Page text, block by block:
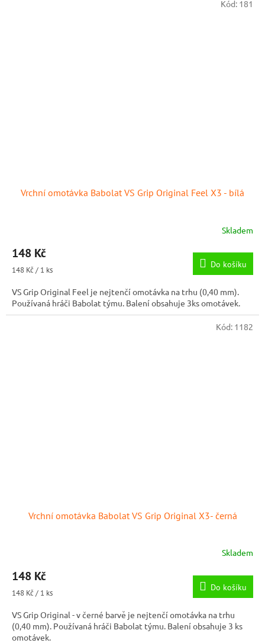
Vrchní omotávka Babolat VS Grip Original Feel X3 - bílá
Skladem
148 Kč
Měrná
148 Kč / 1 ks
Do košíku
VS Grip Original Feel je nejtenčí omotávka na trhu (0,40 mm).
Používaná hráči Babolat týmu. Balení obsahuje 3ks omotávek.
Kód: 181
Vrchní omotávka Babolat VS Grip Original X3- černá
Skladem
148 Kč
Měrná
148 Kč / 1 ks
Do košíku
VS Grip Original - v černé barvě je nejtenčí omotávka na trhu
(0,40 mm). Používaná hráči Babolat týmu. Balení obsahuje 3 ks
omotávek.
Kód: 1182